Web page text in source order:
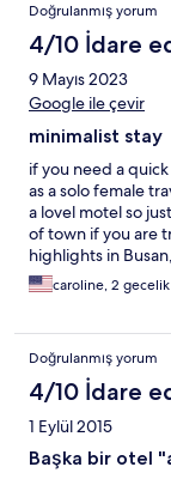
Doğrulanmış yorum
4/10 İdare
9 Mayıs 2023
Google ile çevir
minimalist stay
if you need a
as a solo female
a lovel motel so
of town if you are
highlights in
beach or another
caroline, 2
Doğrulanmış yorum
4/10 İdare
1 Eylül 2015
Başka bir otel